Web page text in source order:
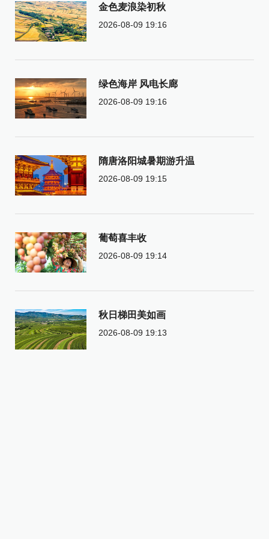
金色麦浪染初秋
2026-08-09 19:16
绿色海岸 风电长廊
2026-08-09 19:16
隋唐洛阳城暑期游升温
2026-08-09 19:15
葡萄喜丰收
2026-08-09 19:14
秋日梯田美如画
2026-08-09 19:13